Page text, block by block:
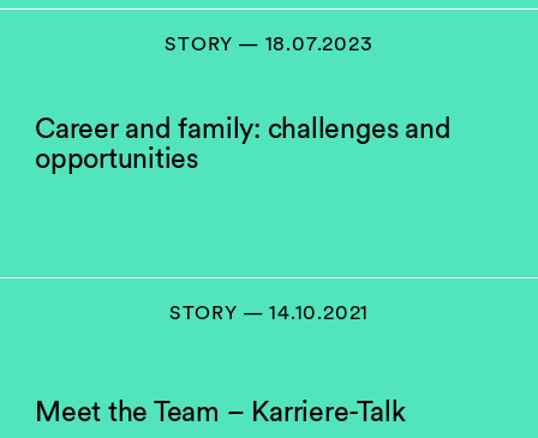
STORY — 18.07.2023
Career and family: challenges and
opportunities
STORY — 14.10.2021
Meet the Team – Karriere-Talk